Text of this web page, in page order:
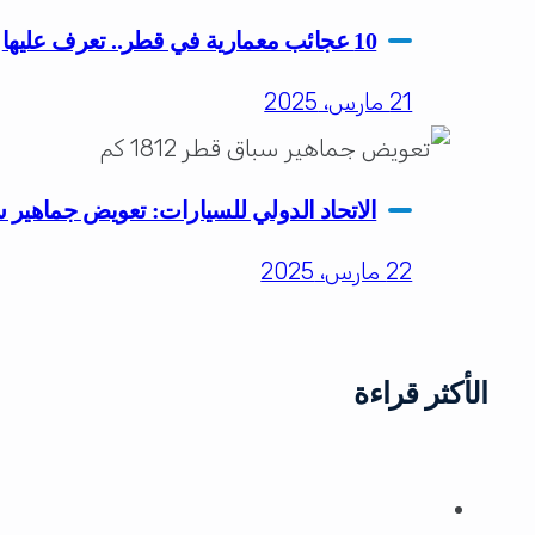
10 عجائب معمارية في قطر.. تعرف عليها
21 مارس، 2025
الاتحاد الدولي للسيارات: تعويض جماهير
22 مارس، 2025
الأكثر قراءة